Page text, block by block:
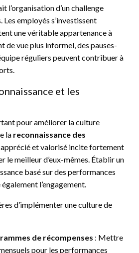
l’organisation d’un challenge
employés s’investissent
une véritable appartenance à
de vue plus informel, des pauses-
réguliers peuvent contribuer à
et les
pour améliorer la culture
la reconnaissance des
apprécié et valorisé incite fortement
le meilleur d’eux-mêmes. Établir un
basé sur des performances
l’engagement.
d’implémenter une culture de
de récompenses : Mettre
pour les performances